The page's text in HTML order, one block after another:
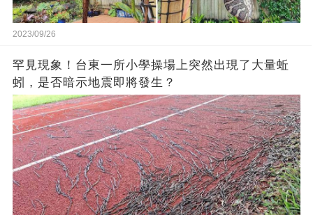
2023/09/26
罕見現象！台東一所小學操場上突然出現了大量蚯
蚓，是否暗示地震即將發生？